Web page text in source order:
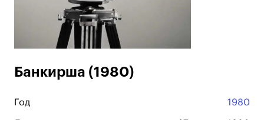
Банкирша (1980)
Год 1980